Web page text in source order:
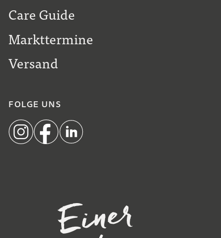
Care Guide
Markttermine
Versand
FOLGE UNS